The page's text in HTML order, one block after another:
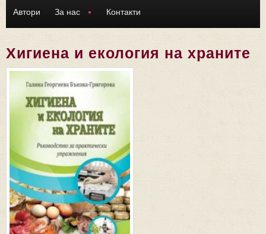
Автори За нас Контакти
Хигиена и екология на храните